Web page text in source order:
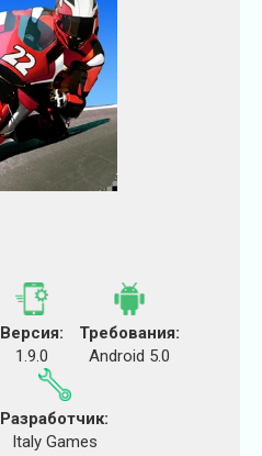
Версия:
1.9.0
Требования:
Android 5.0
Разработчик:
Italy Games